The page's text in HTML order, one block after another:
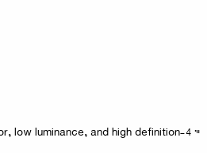
"· 4-MP 1/2.9"" CMOS image sensor, low luminance, and high definition